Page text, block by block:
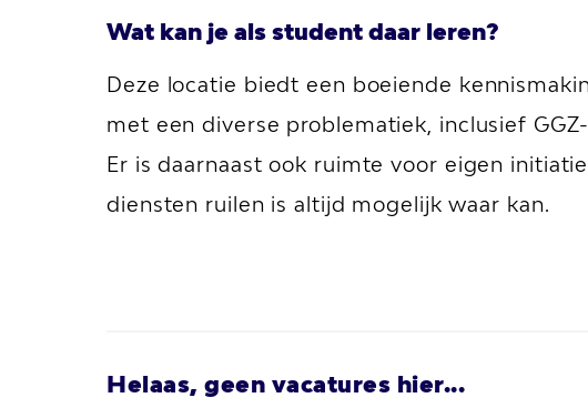
Wat kan je als student daar leren?
Deze locatie biedt een boeiende
met een diverse problematiek, inclusief
Er is daarnaast ook ruimte voor eigen
diensten ruilen is altijd mogelijk waar kan.
Helaas, geen vacatures hier...